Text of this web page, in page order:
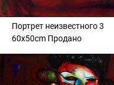
Портрет неизвестного 3
60x50cm Продано